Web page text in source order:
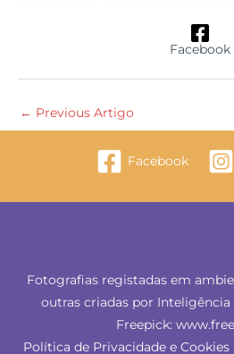
Facebook
← Previous Artigo
Facebook
Fotografias registadas em
outras criadas por
Freepick:
Política de Privacidade e Cookies